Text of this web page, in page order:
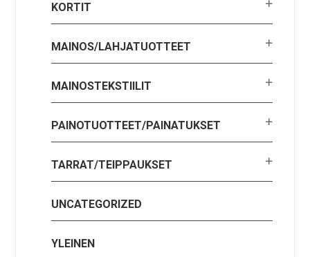
KORTIT
MAINOS/LAHJATUOTTEET
MAINOSTEKSTIILIT
PAINOTUOTTEET/PAINATUKSET
TARRAT/TEIPPAUKSET
UNCATEGORIZED
YLEINEN